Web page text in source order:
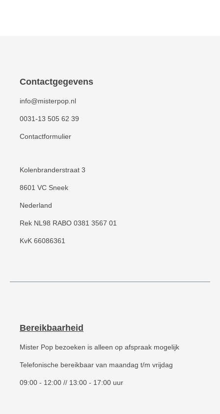
Contactgegevens
info@misterpop.nl
0031-13 505 62 39
Contactformulier
Kolenbranderstraat 3
8601 VC Sneek
Nederland
Rek NL98 RABO 0381 3567 01
KvK 66086361
Bereikbaarheid
Mister Pop bezoeken is alleen op afspraak mogelijk
Telefonische bereikbaar van maandag t/m vrijdag
09:00 - 12:00 // 13:00 - 17:00 uur